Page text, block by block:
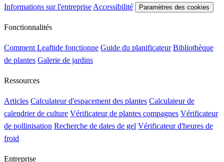
Informations sur l'entreprise Accessibilité Paramètres des cookies
Fonctionnalités
Comment Leaftide fonctionne Guide du planificateur Bibliothèque
de plantes Galerie de jardins
Ressources
Articles Calculateur d'espacement des plantes Calculateur de
calendrier de culture Vérificateur de plantes compagnes Vérificateur
de pollinisation Recherche de dates de gel Vérificateur d'heures de
froid
Entreprise